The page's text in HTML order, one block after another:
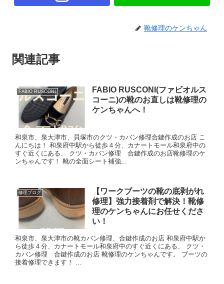
靴修理のケンちゃん
関連記事
FABIO RUSCONI
FABIO RUSCONI(ファビオルス
コーニ)の靴のお直しは靴修理の
ケンちゃんへ！
和泉市、泉大津市、貝塚市のクツ・カバン修理合鍵作成のお店 こ
んにちは！ 和泉府中駅から徒歩４分、カナートモール和泉府中の
すぐ近くにある、 クツ・カバン修理 合鍵作成のお店靴修理のケ
ンちゃんです！ 靴の全面シート補強...
修理ブログ
【ワークブーツの靴の底剥がれ
修理】強力接着剤で解決！靴修
理のケンちゃんにお任せくださ
い！
和泉市、泉大津市の靴カバン修理、合鍵作成のお店 和泉府中駅か
ら徒歩４分、カナートモール和泉府中のすぐ近くにある、 クツ・
カバン修理 合鍵作成のお店 靴修理のケンちゃんです。 ブーツの
接着修理できます！ ...